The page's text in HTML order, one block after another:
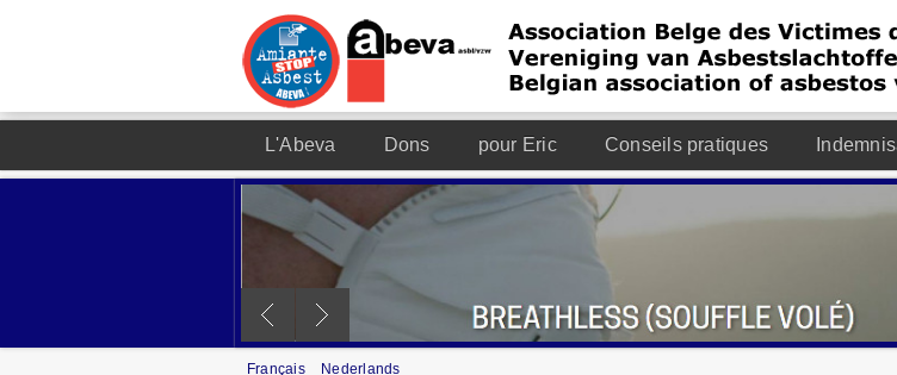
L'Abeva Dons pour Eric Conseils pratiques
Français Nederlands